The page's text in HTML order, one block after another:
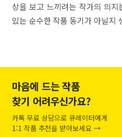
상을 보고 느끼려는 작가의 의
있는 순수한 작품 동기가 아닐지
마음에 드는 작품
찾기 어려우신가요?
카톡 무료 상담으로 큐레이터에게
1:1 작품 추천을 받아보세요 →